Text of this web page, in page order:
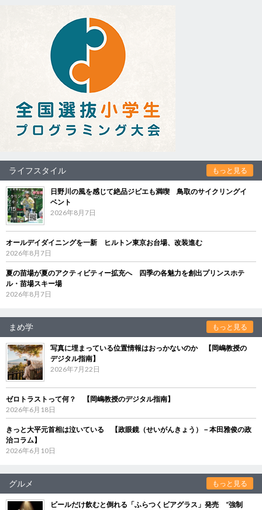
ライフスタイル もっと見る
日野川の風を感じて絶品ジビエも満喫 鳥取のサイクリングイ
ベント
2026年8月7日
オールデイダイニングを一新 ヒルトン東京お台場、改装進む
2026年8月7日
夏の苗場が夏のアクティビティー拡充へ 四季の各魅力を創出プリンスホテ
ル・苗場スキー場
2026年8月7日
まめ学 もっと見る
写真に埋まっている位置情報はおっかないのか 【岡嶋教授の
デジタル指南】
2026年7月22日
ゼロトラストって何？ 【岡嶋教授のデジタル指南】
2026年6月18日
きっと大平元首相は泣いている 【政眼鏡（せいがんきょう）－本田雅俊の政
治コラム】
2026年6月10日
グルメ もっと見る
ビールだけ飲むと倒れる「ふらつくビアグラス」発売 “強制